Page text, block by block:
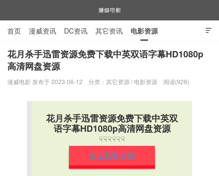
漫威电影

首页 漫威资讯 DC资讯 其它资讯 电影资源
电视剧资源 漫威图片
花月杀手迅雷资源免费下载中英双语字幕HD1080p
高清网盘资源
漫威电影 发布于 2023-06-12 分类： 其它资源 / 电影资源 阅读(928)
花月杀手迅雷资源免费下载中英双
语字幕HD1080p高清网盘资源
☟☟☟☟☟☟
点击获取资源